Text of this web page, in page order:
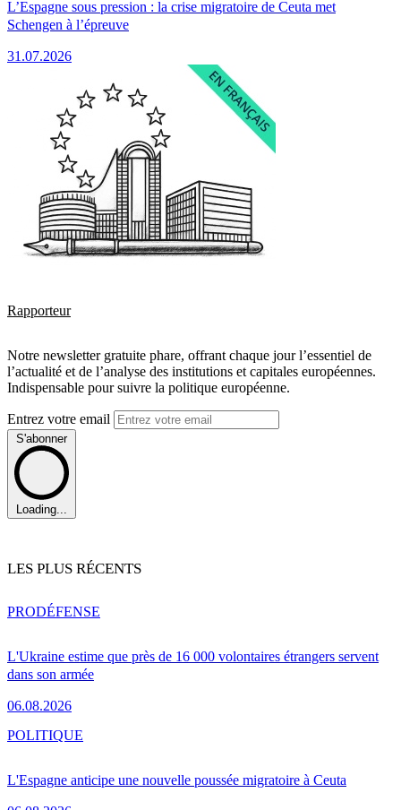
L’Espagne sous pression : la crise migratoire de Ceuta met
Schengen à l’épreuve
31.07.2026
Rapporteur
Notre newsletter gratuite phare, offrant chaque jour l’essentiel de
l’actualité et de l’analyse des institutions et capitales européennes.
Indispensable pour suivre la politique européenne.
Entrez votre email
S'abonner
Loading...
LES PLUS RÉCENTS
L'Ukraine estime que près de 16 000 volontaires étrangers servent
dans son armée
06.08.2026
PRODÉFENSE
L'Espagne anticipe une nouvelle poussée migratoire à Ceuta
POLITIQUE